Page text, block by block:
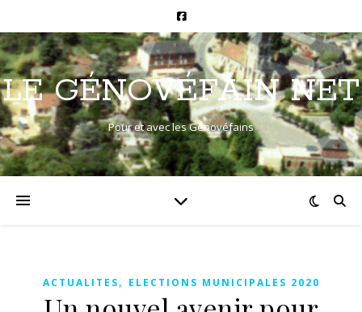
LE GÉNOVÉFAIN NET
Pour et avec les Génovéfains
ACTUALITES, ELECTIONS MUNICIPALES 2020